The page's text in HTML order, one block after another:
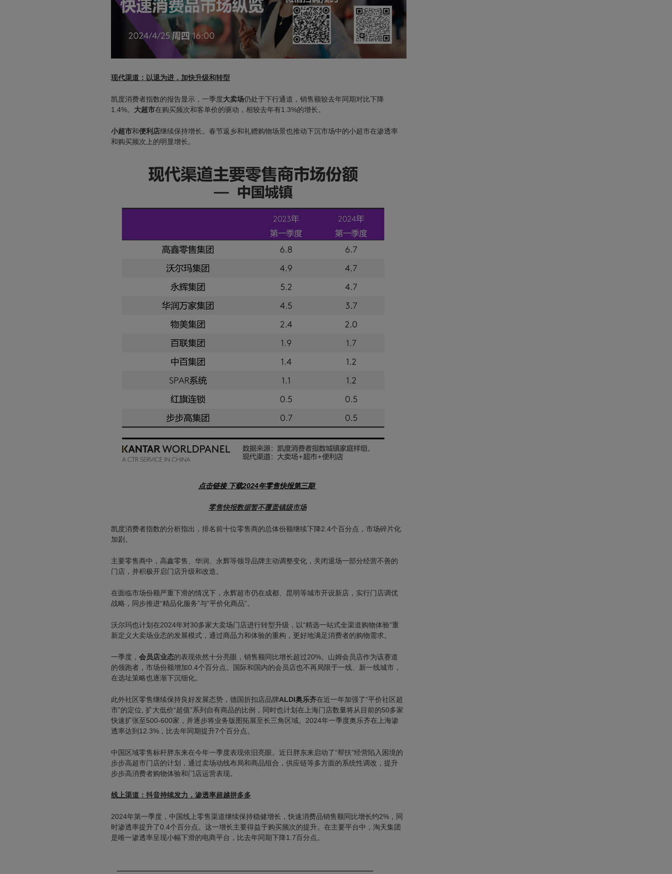
现代渠道： 以退为进，加快升级和转型
凯度消费者指数的报告显示，一季度大卖场仍处于下行通道，销售额较去年同期对比下降
1.4%。 大超市在购买频次和客单价的驱动，相较去年有1.3%的增长。
小超市和便利店继续保持增长。春节返乡和礼赠购物场景也推动下沉市场中的小超市在渗透率
和购买频次上的明显增长。
点击链接 下载2024年零售快报第三期
零售快报数据暂不覆盖镇级市场
凯度消费者指数的分析指出，排名前十位零售商的总体份额继续下降2.4个百分点，市场碎片化
加剧。
主要零售商中，高鑫零售、华润、永辉等领导品牌主动调整变化，关闭退场一部分经营不善的
门店，并积极开启门店升级和改造。
在面临市场份额严重下滑的情况下，永辉超市仍在成都、昆明等城市开设新店，实行门店调优
战略，同步推进“精品化服务”与“平价化商品”。
沃尔玛也计划在2024年对30多家大卖场门店进行转型升级，以“精选一站式全渠道购物体验”重
新定义大卖场业态的发展模式，通过商品力和体验的重构，更好地满足消费者的购物需求。
一季度， 会员店业态的表现依然十分亮眼，销售额同比增长超过20%。山姆会员店作为该赛道
的领跑者，市场份额增加0.4个百分点。国际和国内的会员店也不再局限于一线、新一线城市，
在选址策略也逐渐下沉细化。
此外社区零售继续保持良好发展态势，德国折扣店品牌ALDI奥乐齐在近一年加强了“平价社区超
市”的定位, 扩大低价“超值”系列自有商品的比例，同时也计划在上海门店数量将从目前的50多家
快速扩张至500-600家，并逐步将业务版图拓展至长三角区域。2024年一季度奥乐齐在上海渗
透率达到12.3%，比去年同期提升7个百分点。
中国区域零售标杆胖东来在今年一季度表现依旧亮眼。近日胖东来启动了“帮扶”经营陷入困境的
步步高超市门店的计划，通过卖场动线布局和商品组合，供应链等多方面的系统性调改，提升
步步高消费者购物体验和门店运营表现。
线上渠道： 抖音持续发力，渗透率超越拼多多
2024年第一季度，中国线上零售渠道继续保持稳健增长，快速消费品销售额同比增长约2%，同
时渗透率提升了0.4个百分点。这一增长主要得益于购买频次的提升。在主要平台中，淘天集团
是唯一渗透率呈现小幅下滑的电商平台，比去年同期下降1.7百分点。